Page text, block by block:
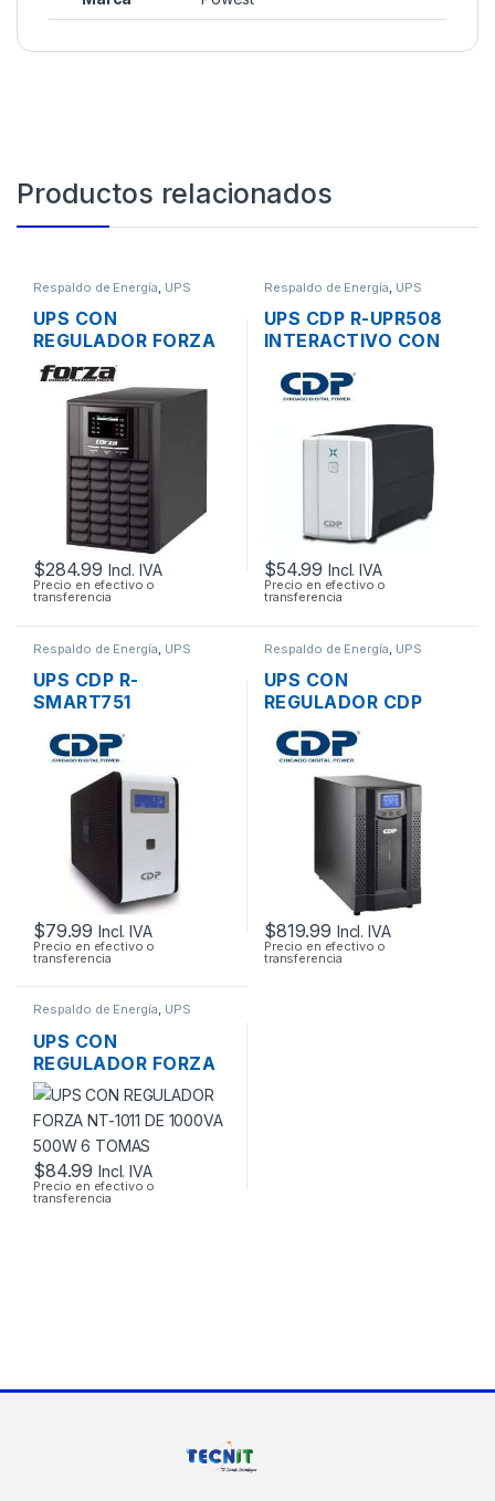
Productos relacionados
Respaldo de Energía, UPS
UPS CON
REGULADOR FORZA
FDC-RT1000VA ON-
LINE DE 1000VA
1KVA 700W 3
TOMAS 120V
$284.99 Incl. IVA
Precio en efectivo o
transferencia
Respaldo de Energía, UPS
UPS CDP R-UPR508
INTERACTIVO CON
240W 8 TOMAS
$54.99 Incl. IVA
Precio en efectivo o
transferencia
Respaldo de Energía UPS
UPS CDP R-
SMART751
REGULADOR 750VA
350W 10 TOMAS
CON PANTALLA LCD
$79.99 Incl. IVA
Precio en efectivo o
transferencia
Respaldo de Energía UPS
UPS CON
REGULADOR CDP
UPO11-3 I DE 3000VA
2400W 6 TOMAS
220V + CONECTOR
DE BATERIA
$819.99 Incl. IVA
Precio en efectivo o
transferencia
Respaldo de Energía, UPS
UPS CON
REGULADOR FORZA
NT-1011 DE 1000VA
500W 6 TOMAS
$84.99 Incl. IVA
Precio en efectivo o
transferencia